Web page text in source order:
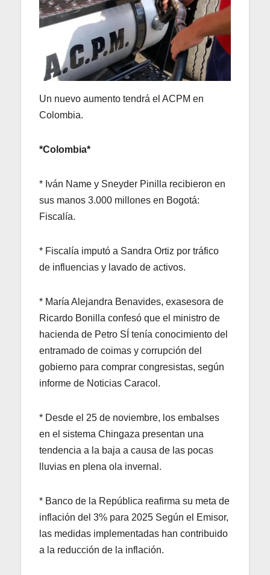
Un nuevo aumento tendrá el ACPM en
Colombia.
*Colombia*
* Iván Name y Sneyder Pinilla recibieron en
sus manos 3.000 millones en Bogotá:
Fiscalía.
* Fiscalía imputó a Sandra Ortiz por tráfico
de influencias y lavado de activos.
* María Alejandra Benavides, exasesora de
Ricardo Bonilla confesó que el ministro de
hacienda de Petro SÍ tenía conocimiento del
entramado de coimas y corrupción del
gobierno para comprar congresistas, según
informe de Noticias Caracol.
* Desde el 25 de noviembre, los embalses
en el sistema Chingaza presentan una
tendencia a la baja a causa de las pocas
lluvias en plena ola invernal.
* Banco de la República reafirma su meta de
inflación del 3% para 2025 Según el Emisor,
las medidas implementadas han contribuido
a la reducción de la inflación.